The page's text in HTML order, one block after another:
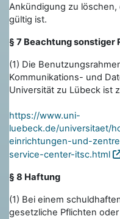
Ankündigung zu
gültig ist.
§ 7 Beachtung sonstiger
(1) Die
Kommunikations- und
Universität zu Lübeck ist
https://www.uni-
luebeck.de/universitaet/
einrichtungen-und-
service-center-itsc.html
§ 8 Haftung
(1) Bei einem
gesetzliche Pflichten